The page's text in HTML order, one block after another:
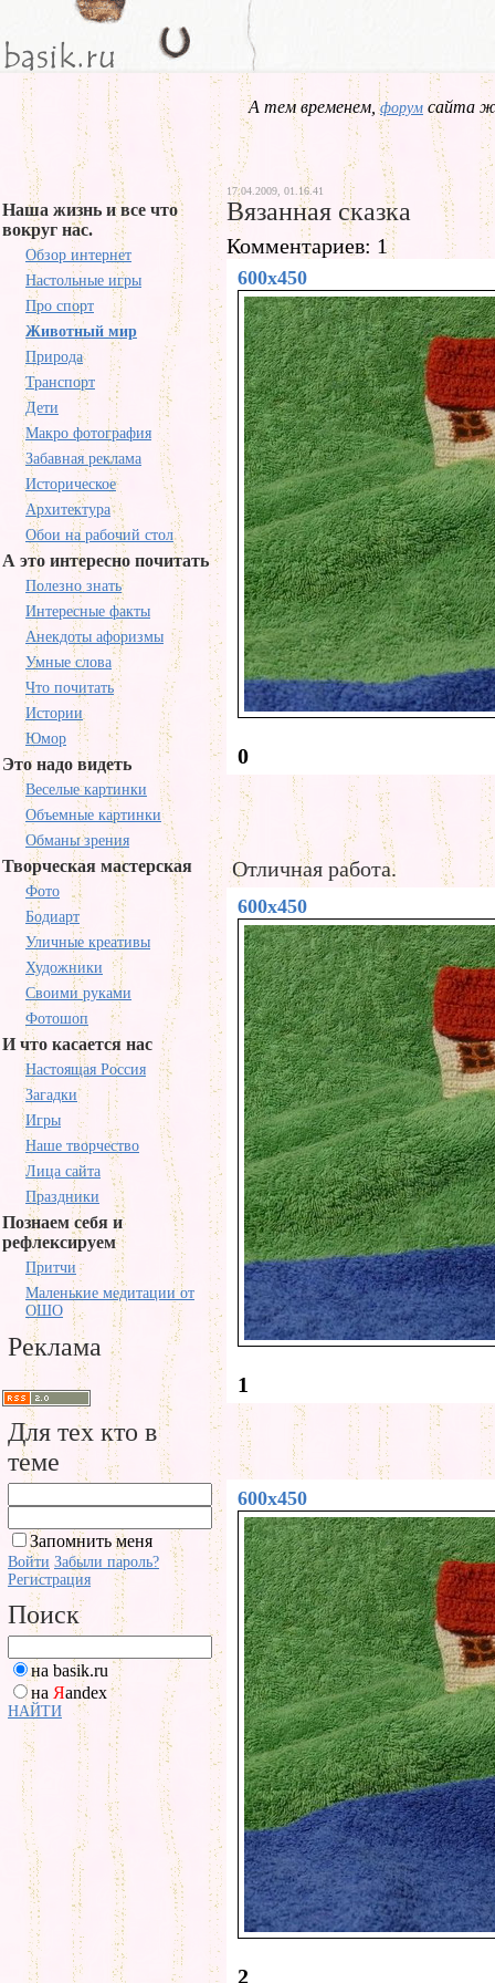
А тем временем,форум сайта
Наша жизнь и все что
вокруг нас.
Обзор интернет
Настольные игры
Про спорт
Животный мир
Природа
Транспорт
Дети
Макро фотография
Забавная реклама
Историческое
Архитектура
Обои на рабочий стол
А это интересно почитать
Полезно знать
Интересные факты
Анекдоты афоризмы
Умные слова
Что почитать
Истории
Юмор
Это надо видеть
Веселые картинки
Объемные картинки
Обманы зрения
Творческая мастерская
Фото
Бодиарт
Уличные креативы
Художники
Своими руками
Фотошоп
И что касается нас
Настоящая Россия
Загадки
Игры
Наше творчество
Лица сайта
Праздники
Познаем себя и
рефлексируем
Притчи
Маленькие медитации от
ОШО
Реклама
Для тех кто в
теме
Запомнить меня
Войти Забыли пароль?
Регистрация
Поиск
на basik.ru
на Яandex
НАЙТИ
17.04.2009, 01.16.41
Вязанная сказка
Комментариев: 1
600x450
0
Отличная работа.
600x450
1
600x450
2